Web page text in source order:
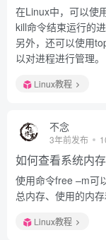
在Linux中，可以使
kill命令结束运行的进
另外，还可以使用
以对进程进行管理。
Linux教程
不念
3年前发布
如何查看系统内
使用命令free –m可
总内存、使用的内
Linux教程